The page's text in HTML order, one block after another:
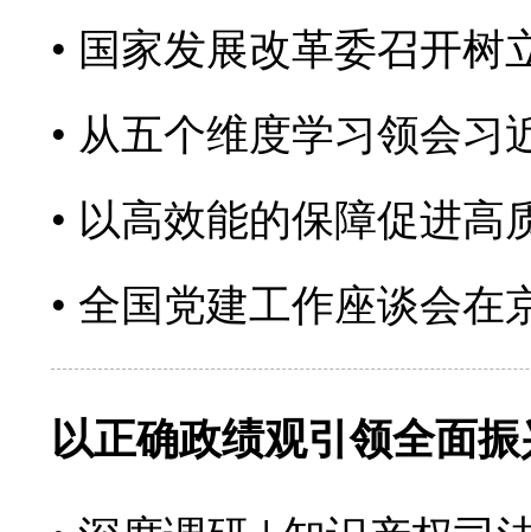
国家发展改革委召开树
从五个维度学习领会习
以高效能的保障促进高
全国党建工作座谈会在
以正确政绩观引领全面